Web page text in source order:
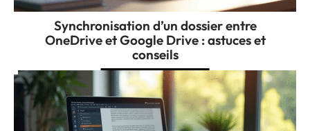
Synchronisation d’un dossier entre
OneDrive et Google Drive : astuces et
conseils